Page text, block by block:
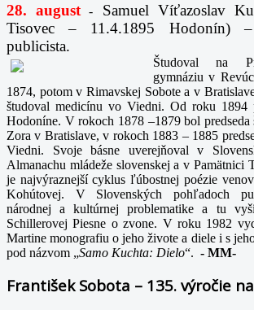
28. august -
Samuel Víťazoslav
Tisovec – 11.4.1895 Hodonín)
publicista.
Študoval na
gymnáziu v
1874, potom v Rimavskej Sobote a v
študoval medicínu vo Viedni. Od roku 1894
Hodoníne. V rokoch 1878 –1879 bol predseda
Zora v Bratislave, v rokoch 1883 – 1885
Viedni. Svoje básne uverejňoval v
Almanachu mládeže slovenskej a v Pamätnici
je najvýraznejší cyklus ľúbostnej poézie
Kohútovej. V Slovenských pohľadoch
národnej a kultúrnej problematike a tu
Schillerovej Piesne o zvone. V roku 1982
Martine monografiu o jeho živote a diele i s
pod názvom „Samo Kuchta: Dielo“. - MM-
František Sobota – 135. výročie